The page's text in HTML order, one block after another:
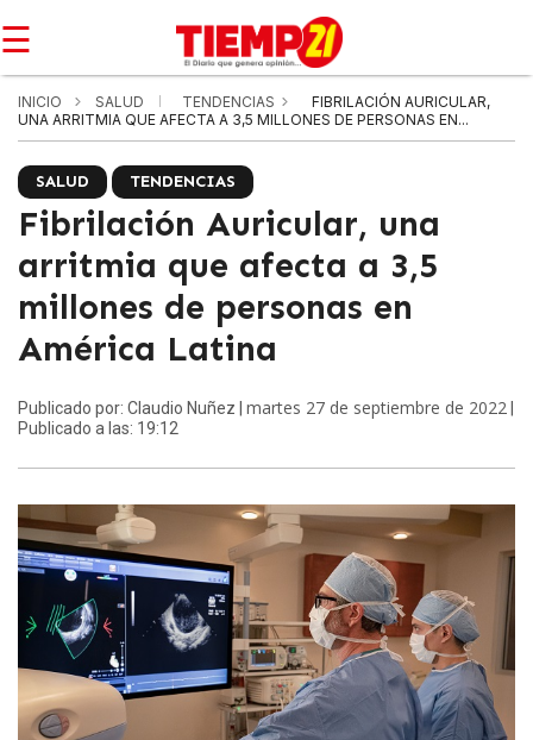
☰
INICIO SALUD TENDENCIAS
FIBRILACIÓN AURICULAR,
UNA ARRITMIA QUE AFECTA A 3,5 MILLONES DE PERSONAS EN...
SALUD TENDENCIAS
Fibrilación Auricular, una
arritmia que afecta a 3,5
millones de personas en
América Latina
Publicado por: Claudio Nuñez | martes 27 de septiembre de 2022
Publicado a las: 19:12